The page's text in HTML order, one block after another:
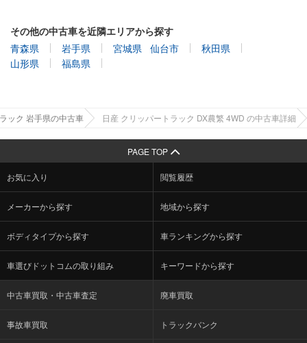
その他の中古車を近隣エリアから探す
青森県
岩手県 宮城県 仙台市
秋田県
山形県
福島県
ック 岩手県の中古車 日産 クリッパートラック DX農繁 4WD の中古車詳細
PAGE TOP
お気に入り 閲覧履歴
メーカーから探す 地域から探す
ボディタイプから探す 車ランキングから探す
車選びドットコムの取り組み キーワードから探す
中古車買取・中古車査定 廃車買取
事故車買取 トラックバンク